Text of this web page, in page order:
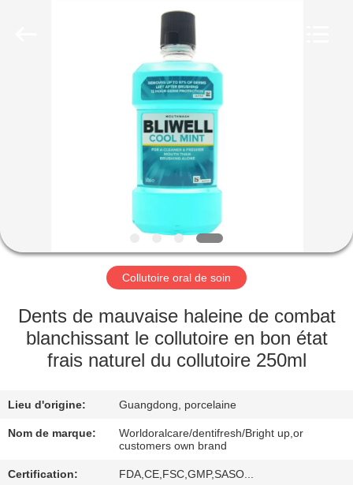
AU
SUJET
NOUS
VISITE
CONTRÔLE
Collutoire oral de soin
Dents de mauvaise haleine de combat
blanchissant le collutoire en bon état
frais naturel du collutoire 250ml
Lieu d'origine: Guangdong, porcelaine
Nom de marque:
Worldoralcare/dentifresh/Bright up,or
customers own brand
Certification: FDA,CE,FSC,GMP,SASO...